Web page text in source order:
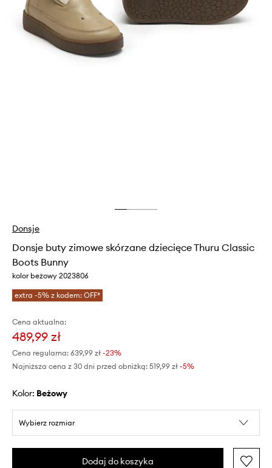
Donsje
Donsje buty zimowe skórzane dziecięce Thuru Classic
Boots Bunny
kolor beżowy 2023806
extra -5% z kodem: OFF*
Cena aktualna:
489,99 zł
Cena regularna: 639,99 zł -23%
Najniższa cena z 30 dni przed obniżką: 519,99 zł -5%
Kolor: beżowy
Wybierz rozmiar
Dodaj do koszyka